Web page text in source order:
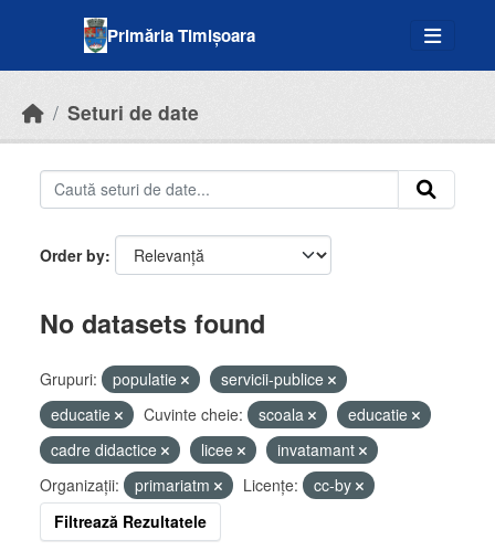
Primăria Timișoara
Seturi de date
Order by
No datasets found
Grupuri: populatie
servicii-publice
educatie
Cuvinte cheie: scoala
educatie
cadre didactice
licee
invatamant
Organizații:
primariatm Licenţe:
cc-by
Filtrează Rezultatele